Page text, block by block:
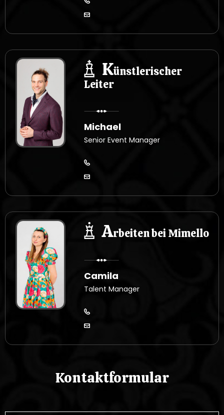
Künstlerischer
Leiter
Michael
Senior Event Manager
Arbeiten bei Mimello
Camila
Talent Manager
Kontaktformular